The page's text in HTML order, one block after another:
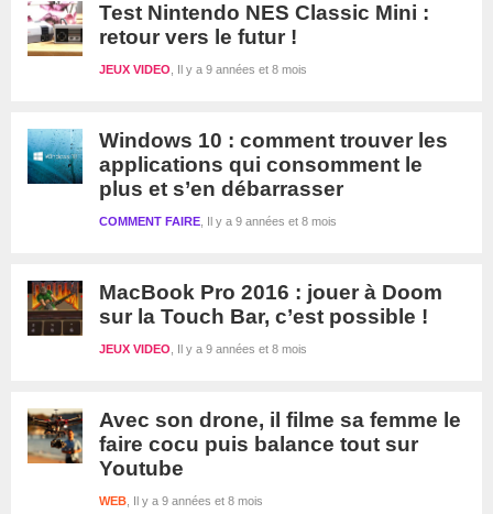
Test Nintendo NES Classic Mini :
retour vers le futur !
Il y a 9 années et 8 mois
JEUX VIDEO
Windows 10 : comment trouver les
applications qui consomment le
plus et s’en débarrasser
Il y a 9 années et 8 mois
COMMENT FAIRE
MacBook Pro 2016 : jouer à Doom
sur la Touch Bar, c’est possible !
Il y a 9 années et 8 mois
JEUX VIDEO
Avec son drone, il filme sa femme le
faire cocu puis balance tout sur
Youtube
Il y a 9 années et 8 mois
WEB